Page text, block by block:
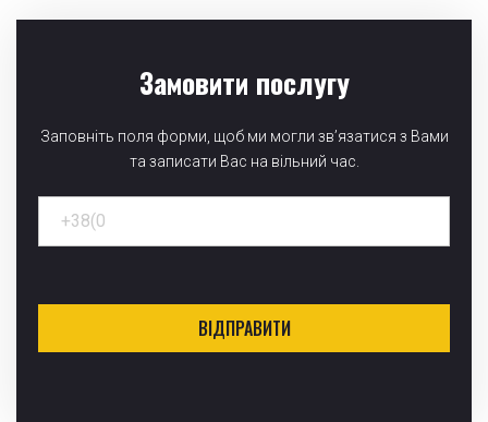
Замовити послугу
Заповніть поля форми, щоб ми могли зв’язатися з Вами
та записати Вас на вільний час.